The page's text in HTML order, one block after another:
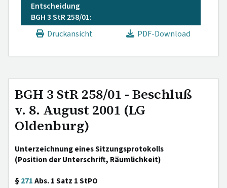
Entscheidung
BGH 3 StR 258/01:
Druckansicht
PDF-Download
BGH 3 StR 258/01 - Beschluß
v. 8. August 2001 (LG
Oldenburg)
Unterzeichnung eines Sitzungsprotokolls
(Position der Unterschrift, Räumlichkeit)
§271Abs. 1 Satz 1 StPO